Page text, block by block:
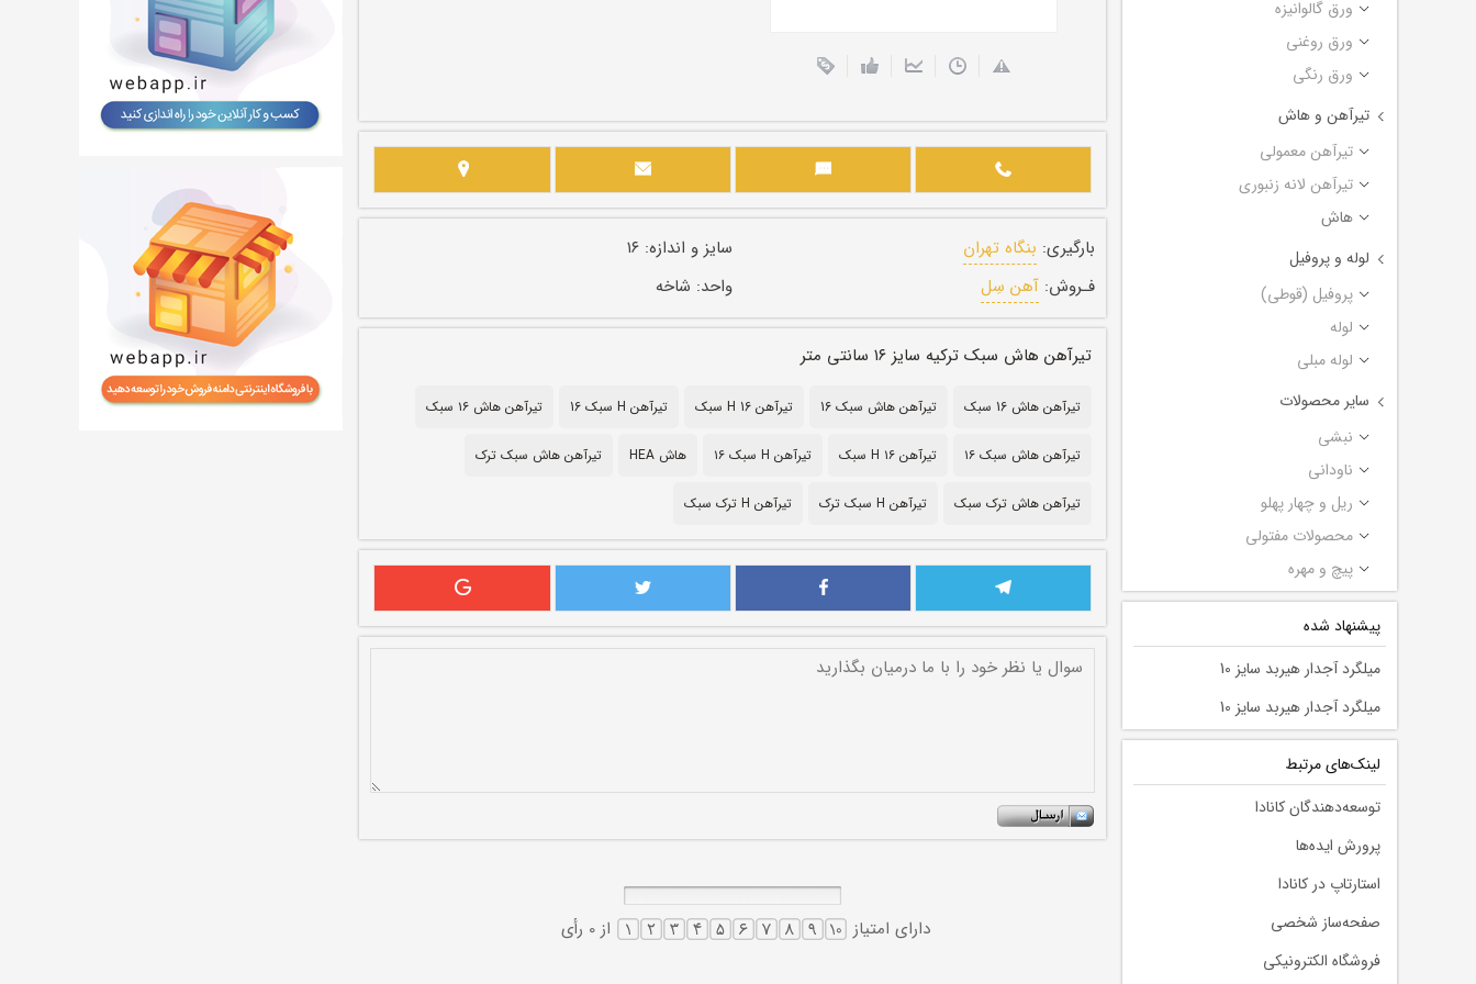
ورق گالوانیزه
ورق روغنی
ورق رنگی
تیرآهن و هاش
تیرآهن معمولی
تیرآهن لانه زنبوری
هاش
لوله و پروفیل
پروفیل (قوطی)
لوله
لوله مبلی
سایر محصولات
نبشی
ناودانی
ریل و چهار پهلو
محصولات مفتولی
پیچ و مهره
پیشنهاد شده
میلگرد آجدار هیربد سایز 10
میلگرد آجدار هیربد سایز 10
لينك‌های مرتبط
توسعه‌دهندگان کانادا
پرورش ایده‌ها
استارتاپ در کانادا
صفحه‌ساز شخصی
فروشگاه الکترونیکی
بارگیری: بنگاه تهران
فـروش: آهن سِل
سایز و اندازه: ۱۶
واحد: شاخه
تیرآهن هاش سبک ترکیه سایز ۱۶ سانتی متر
تیرآهن هاش 16 سبک تیرآهن هاش سبک 16 تیرآهن H 16 سبک تیرآهن H سبک 16 تیرآهن هاش ۱۶ سبک
تیرآهن هاش سبک ۱۶ تیرآهن H ۱۶ سبک تیرآهن H سبک ۱۶ هاش HEA تیرآهن هاش سبک ترک
تیرآهن هاش ترک سبک تیرآهن H سبک ترک تیرآهن H ترک سبک
دارای امتیاز از 0 رأی